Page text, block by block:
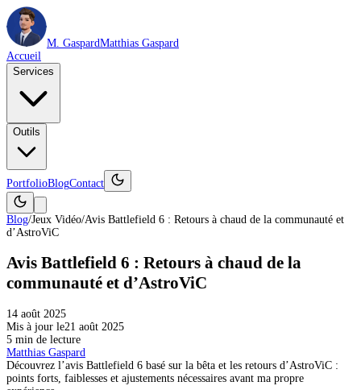
M. GaspardMatthias Gaspard
Accueil
Services
Outils
PortfolioBlogContact
Blog/Jeux Vidéo/Avis Battlefield 6 : Retours à chaud de la communauté et
d’AstroViC
Avis Battlefield 6 : Retours à chaud de la
communauté et d’AstroViC
14 août 2025
Mis à jour le21 août 2025
5 min de lecture
Matthias Gaspard
Découvrez l’avis Battlefield 6 basé sur la bêta et les retours d’AstroViC :
points forts, faiblesses et ajustements nécessaires avant ma propre